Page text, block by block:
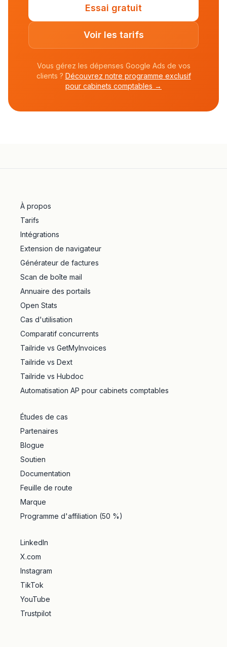
Essai gratuit
Voir les tarifs
Vous gérez les dépenses Google Ads de vos
clients ? Découvrez notre programme exclusif
pour cabinets comptables →
À propos
Tarifs
Intégrations
Extension de navigateur
Générateur de factures
Scan de boîte mail
Annuaire des portails
Open Stats
Cas d'utilisation
Comparatif concurrents
Tailride vs GetMyInvoices
Tailride vs Dext
Tailride vs Hubdoc
Automatisation AP pour cabinets comptables
Études de cas
Partenaires
Blogue
Soutien
Documentation
Feuille de route
Marque
Programme d'affiliation (50 %)
LinkedIn
X.com
Instagram
TikTok
YouTube
Trustpilot